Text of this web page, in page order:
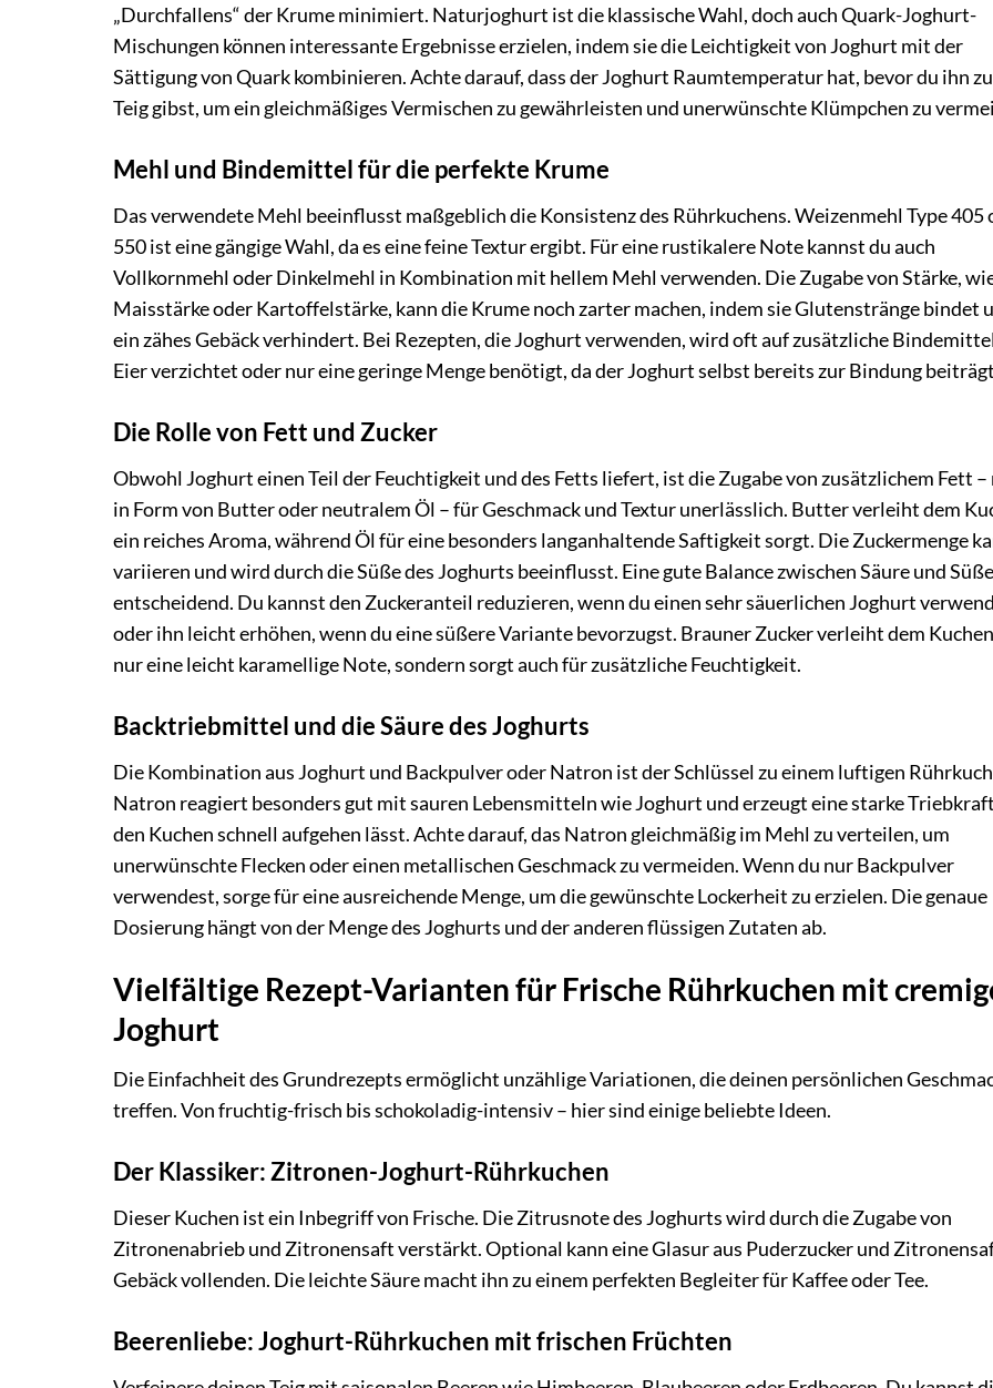
„Durchfallens“ der Krume minimiert. Naturjoghurt ist die klassische Wahl, doch auch Quark-Joghurt-
Mischungen können interessante Ergebnisse erzielen, indem sie die Leichtigkeit von Joghurt mit der
Sättigung von Quark kombinieren. Achte darauf, dass der Joghurt Raumtemperatur hat, bevor du ihn
Teig gibst, um ein gleichmäßiges Vermischen zu gewährleisten und unerwünschte Klümpchen zu
Mehl und Bindemittel für die perfekte Krume
Das verwendete Mehl beeinflusst maßgeblich die Konsistenz des Rührkuchens. Weizenmehl Type 405
550 ist eine gängige Wahl, da es eine feine Textur ergibt. Für eine rustikalere Note kannst du auch
Vollkornmehl oder Dinkelmehl in Kombination mit hellem Mehl verwenden. Die Zugabe von Stärke,
Maisstärke oder Kartoffelstärke, kann die Krume noch zarter machen, indem sie Glutenstränge bindet
ein zähes Gebäck verhindert. Bei Rezepten, die Joghurt verwenden, wird oft auf zusätzliche
Eier verzichtet oder nur eine geringe Menge benötigt, da der Joghurt selbst bereits zur Bindung
Die Rolle von Fett und Zucker
Obwohl Joghurt einen Teil der Feuchtigkeit und des Fetts liefert, ist die Zugabe von zusätzlichem Fett –
in Form von Butter oder neutralem Öl – für Geschmack und Textur unerlässlich. Butter verleiht dem
ein reiches Aroma, während Öl für eine besonders langanhaltende Saftigkeit sorgt. Die Zuckermenge
variieren und wird durch die Süße des Joghurts beeinflusst. Eine gute Balance zwischen Säure und
entscheidend. Du kannst den Zuckeranteil reduzieren, wenn du einen sehr säuerlichen Joghurt
oder ihn leicht erhöhen, wenn du eine süßere Variante bevorzugst. Brauner Zucker verleiht dem
nur eine leicht karamellige Note, sondern sorgt auch für zusätzliche Feuchtigkeit.
Backtriebmittel und die Säure des Joghurts
Die Kombination aus Joghurt und Backpulver oder Natron ist der Schlüssel zu einem luftigen
Natron reagiert besonders gut mit sauren Lebensmitteln wie Joghurt und erzeugt eine starke
den Kuchen schnell aufgehen lässt. Achte darauf, das Natron gleichmäßig im Mehl zu verteilen, um
unerwünschte Flecken oder einen metallischen Geschmack zu vermeiden. Wenn du nur Backpulver
verwendest, sorge für eine ausreichende Menge, um die gewünschte Lockerheit zu erzielen. Die genaue
Dosierung hängt von der Menge des Joghurts und der anderen flüssigen Zutaten ab.
Vielfältige Rezept-Varianten für Frische Rührkuchen mit
Joghurt
Die Einfachheit des Grundrezepts ermöglicht unzählige Variationen, die deinen persönlichen
treffen. Von fruchtig-frisch bis schokoladig-intensiv – hier sind einige beliebte Ideen.
Der Klassiker: Zitronen-Joghurt-Rührkuchen
Dieser Kuchen ist ein Inbegriff von Frische. Die Zitrusnote des Joghurts wird durch die Zugabe von
Zitronenabrieb und Zitronensaft verstärkt. Optional kann eine Glasur aus Puderzucker und
Gebäck vollenden. Die leichte Säure macht ihn zu einem perfekten Begleiter für Kaffee oder Tee.
Beerenliebe: Joghurt-Rührkuchen mit frischen Früchten